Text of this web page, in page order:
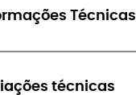
Técnicas
técnicas